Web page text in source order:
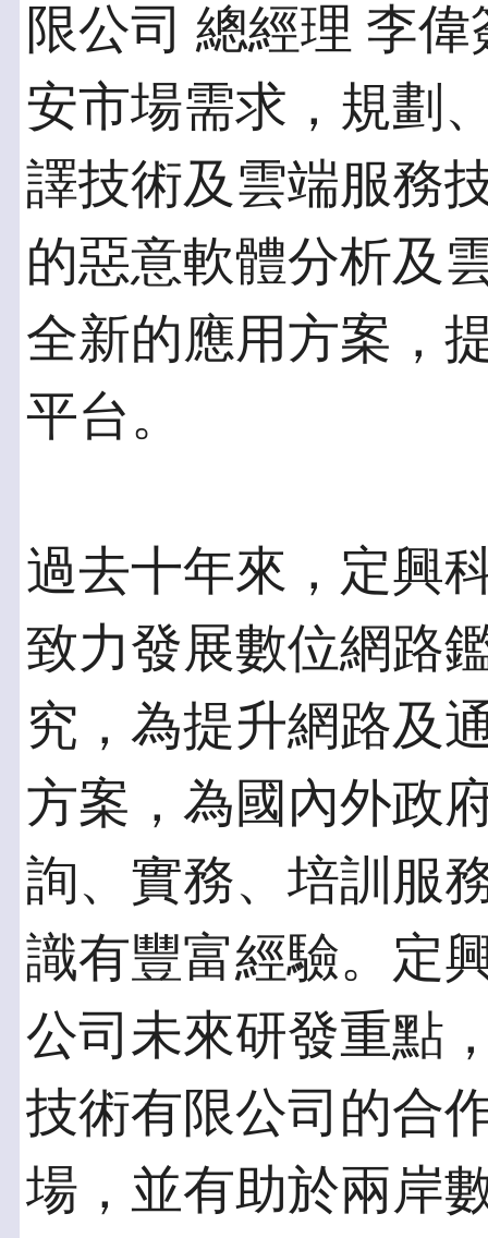
限公司 總經理 李
安市場需求，規劃
譯技術及雲端服務
的惡意軟體分析及
全新的應用方案，
平台。
過去十年來，定興
致力發展數位網路
究，為提升網路及
方案，為國內外政
詢、實務、培訓服
識有豐富經驗。定
公司未來研發重點
技術有限公司的合
場，並有助於兩岸